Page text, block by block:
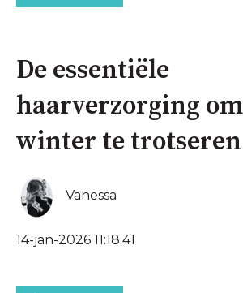
De essentiële
haarverzorging
winter te trotseren
Vanessa
14-jan-2026 11:18:41